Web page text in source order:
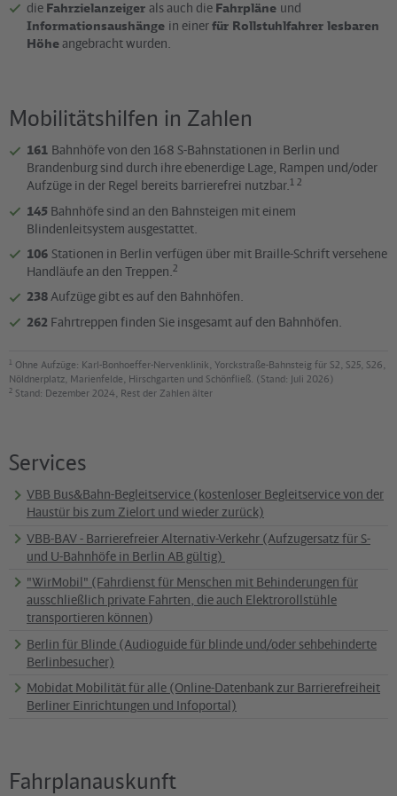
die Fahrzielanzeiger als auch die Fahrpläne und
Informationsaushänge in einerfür Rollstuhlfahrer lesbaren
Höheangebracht wurden.
Mobilitätshilfen in Zahlen
161 Bahnhöfe von den 168 S-Bahnstationen in Berlin und
Brandenburg sind durch ihre ebenerdige Lage, Rampen und/oder
Aufzüge in der Regel bereits barrierefrei nutzbar. 1 2
145 Bahnhöfe sind an den Bahnsteigen mit einem
Blindenleitsystem ausgestattet.
106 Stationen in Berlin verfügen über mit Braille-Schrift versehene
Handläufe an den Treppen. 2
238 Aufzüge gibt es auf den Bahnhöfen.
262 Fahrtreppen finden Sie insgesamt auf den Bahnhöfen.
1 Ohne Aufzüge: Karl-Bonhoeffer-Nervenklinik, Yorckstraße-Bahnsteig für S2, S25, S26,
Nöldnerplatz, Marienfelde, Hirschgarten und Schönfließ. (Stand: Juli 2026)
2 Stand: Dezember 2024, Rest der Zahlen älter
Services
VBB Bus&Bahn-Begleitservice (kostenloser Begleitservice von der
Haustür bis zum Zielort und wieder zurück)
VBB-BAV - Barrierefreier Alternativ-Verkehr (Aufzugersatz für S-
und U-Bahnhöfe in Berlin AB gültig)
"WirMobil" (Fahrdienst für Menschen mit Behinderungen für
ausschließlich private Fahrten, die auch Elektrorollstühle
transportieren können)
Berlin für Blinde (Audioguide für blinde und/oder sehbehinderte
Berlinbesucher)
Mobidat Mobilität für alle (Online-Datenbank zur Barrierefreiheit
Berliner Einrichtungen und Infoportal)
Fahrplanauskunft